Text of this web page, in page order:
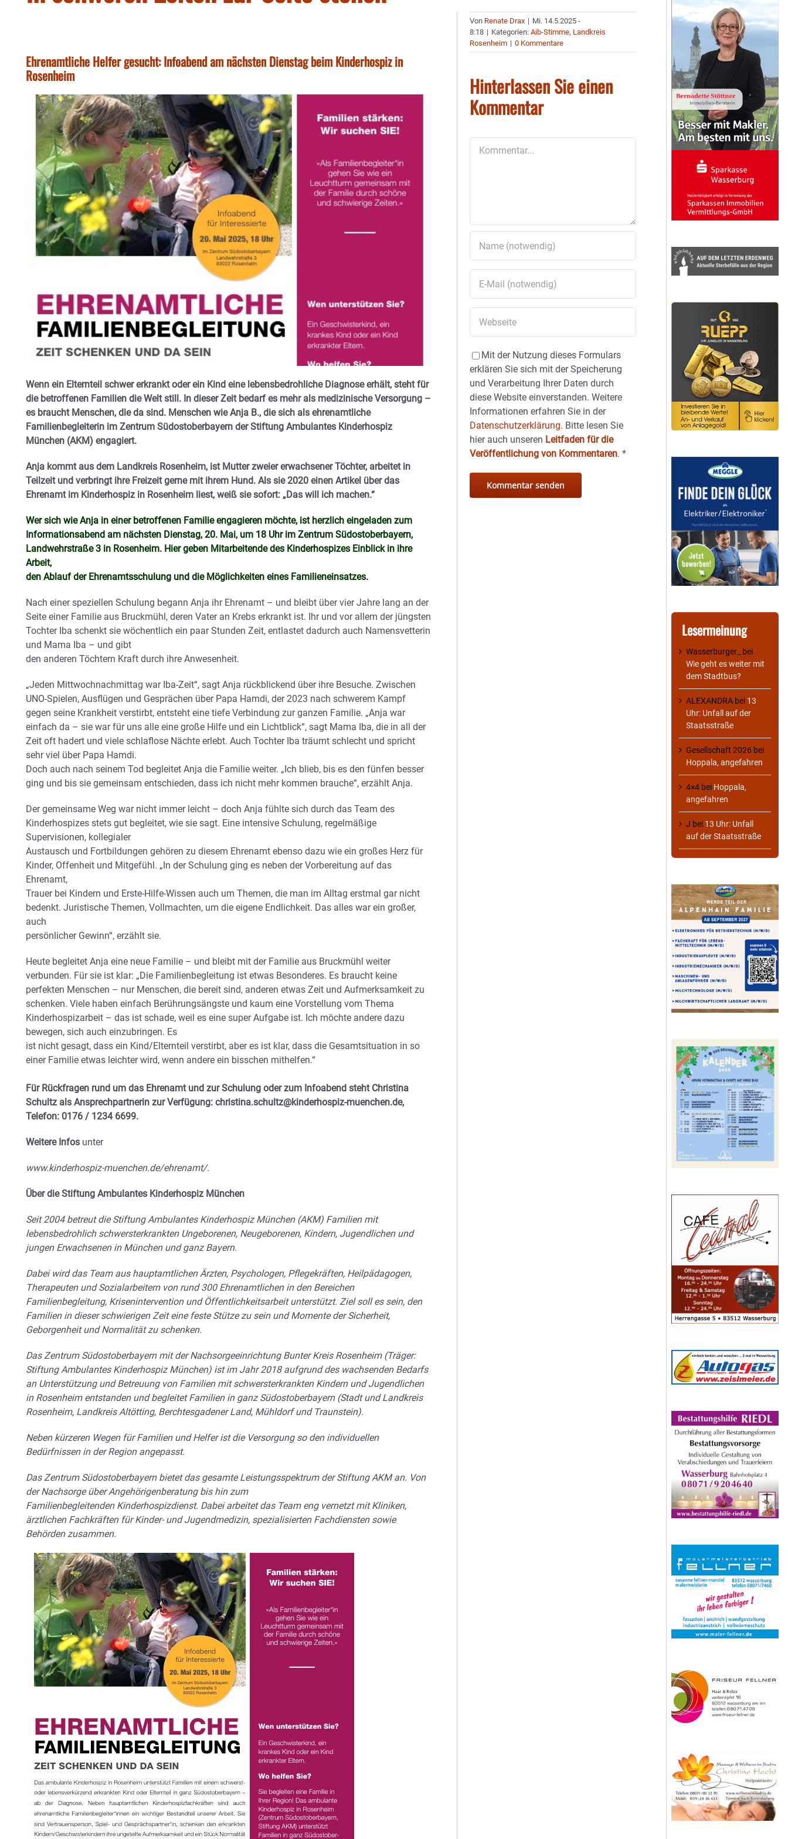
Ehrenamtliche Helfer gesucht: Infoabend am nächsten Dienstag beim Kinderhospiz in
Rosenheim
Wenn ein Elternteil schwer erkrankt oder ein Kind eine lebensbedrohliche Diagnose erhält, steht für
die betroffenen Familien die Welt still. In dieser Zeit bedarf es mehr als medizinische Versorgung –
es braucht Menschen, die da sind. Menschen wie Anja B., die sich als ehrenamtliche
Familienbegleiterin im Zentrum Südostoberbayern der Stiftung Ambulantes Kinderhospiz
München (AKM) engagiert.
Anja kommt aus dem Landkreis Rosenheim, ist Mutter zweier erwachsener Töchter, arbeitet in
Teilzeit und verbringt ihre Freizeit gerne mit ihrem Hund. Als sie 2020 einen Artikel über das
Ehrenamt im Kinderhospiz in Rosenheim liest, weiß sie sofort: „Das will ich machen.“
Wer sich wie Anja in einer betroffenen Familie engagieren möchte, ist herzlich eingeladen zum
Informationsabend am nächsten Dienstag, 20. Mai, um 18 Uhr im Zentrum Südostoberbayern,
Landwehrstraße 3 in Rosenheim. Hier geben Mitarbeitende des Kinderhospizes Einblick in ihre
Arbeit,
den Ablauf der Ehrenamtsschulung und die Möglichkeiten eines Familieneinsatzes.
Nach einer speziellen Schulung begann Anja ihr Ehrenamt – und bleibt über vier Jahre lang an der
Seite einer Familie aus Bruckmühl, deren Vater an Krebs erkrankt ist. Ihr und vor allem der jüngsten
Tochter Iba schenkt sie wöchentlich ein paar Stunden Zeit, entlastet dadurch auch Namensvetterin
und Mama Iba – und gibt
den anderen Töchtern Kraft durch ihre Anwesenheit.
„Jeden Mittwochnachmittag war Iba-Zeit“, sagt Anja rückblickend über ihre Besuche. Zwischen
UNO-Spielen, Ausflügen und Gesprächen über Papa Hamdi, der 2023 nach schwerem Kampf
gegen seine Krankheit verstirbt, entsteht eine tiefe Verbindung zur ganzen Familie. „Anja war
einfach da – sie war für uns alle eine große Hilfe und ein Lichtblick“, sagt Mama Iba, die in all der
Zeit oft hadert und viele schlaflose Nächte erlebt. Auch Tochter Iba träumt schlecht und spricht
sehr viel über Papa Hamdi.
Doch auch nach seinem Tod begleitet Anja die Familie weiter. „Ich blieb, bis es den fünfen besser
ging und bis sie gemeinsam entschieden, dass ich nicht mehr kommen brauche“, erzählt Anja.
Der gemeinsame Weg war nicht immer leicht – doch Anja fühlte sich durch das Team des
Kinderhospizes stets gut begleitet, wie sie sagt. Eine intensive Schulung, regelmäßige
Supervisionen, kollegialer
Austausch und Fortbildungen gehören zu diesem Ehrenamt ebenso dazu wie ein großes Herz für
Kinder, Offenheit und Mitgefühl. „In der Schulung ging es neben der Vorbereitung auf das
Ehrenamt,
Trauer bei Kindern und Erste-Hilfe-Wissen auch um Themen, die man im Alltag erstmal gar nicht
bedenkt. Juristische Themen, Vollmachten, um die eigene Endlichkeit. Das alles war ein großer,
auch
persönlicher Gewinn“, erzählt sie.
Heute begleitet Anja eine neue Familie – und bleibt mit der Familie aus Bruckmühl weiter
verbunden. Für sie ist klar: „Die Familienbegleitung ist etwas Besonderes. Es braucht keine
perfekten Menschen – nur Menschen, die bereit sind, anderen etwas Zeit und Aufmerksamkeit zu
schenken. Viele haben einfach Berührungsängste und kaum eine Vorstellung vom Thema
Kinderhospizarbeit – das ist schade, weil es eine super Aufgabe ist. Ich möchte andere dazu
bewegen, sich auch einzubringen. Es
ist nicht gesagt, dass ein Kind/Elternteil verstirbt, aber es ist klar, dass die Gesamtsituation in so
einer Familie etwas leichter wird, wenn andere ein bisschen mithelfen.“
Für Rückfragen rund um das Ehrenamt und zur Schulung oder zum Infoabend steht Christina
Schultz als Ansprechpartnerin zur Verfügung: christina.schultz@kinderhospiz-muenchen.de,
Telefon: 0176 / 1234 6699.
Weitere Infos unter
www.kinderhospiz-muenchen.de/ehrenamt/.
Über die Stiftung Ambulantes Kinderhospiz München
Seit 2004 betreut die Stiftung Ambulantes Kinderhospiz München (AKM) Familien mit
lebensbedrohlich schwersterkrankten Ungeborenen, Neugeborenen, Kindern, Jugendlichen und
jungen Erwachsenen in München und ganz Bayern.
Dabei wird das Team aus hauptamtlichen Ärzten, Psychologen, Pflegekräften, Heilpädagogen,
Therapeuten und Sozialarbeitern von rund 300 Ehrenamtlichen in den Bereichen
Familienbegleitung, Krisenintervention und Öffentlichkeitsarbeit unterstützt. Ziel soll es sein, den
Familien in dieser schwierigen Zeit eine feste Stütze zu sein und Momente der Sicherheit,
Geborgenheit und Normalität zu schenken.
Das Zentrum Südostoberbayern mit der Nachsorgeeinrichtung Bunter Kreis Rosenheim (Träger:
StiftungAmbulantes Kinderhospiz München) ist im Jahr 2018 aufgrund des wachsenden Bedarfs
an Unterstützung undBetreuung von Familien mit schwersterkrankten Kindern und Jugendlichen
in Rosenheim entstanden und begleitetFamilien in ganz Südostoberbayern (Stadt und Landkreis
Rosenheim, Landkreis Altötting, Berchtesgadener Land, Mühldorf und Traunstein).
Neben kürzeren Wegen für Familien und Helfer ist die Versorgung so den individuellen
Bedürfnissen in der Region angepasst.
Das Zentrum Südostoberbayern bietet das gesamteLeistungsspektrum der Stiftung AKM an. Von
der Nachsorge über Angehörigenberatung bis hin zum
Familienbegleitenden Kinderhospizdienst. Dabei arbeitet das Team eng vernetzt mit Kliniken,
ärztlichen Fachkräften für Kinder- und Jugendmedizin, spezialisierten Fachdiensten sowie
Behörden zusammen.
Von Renate Drax | Mi. 14.5.2025 -
8:18 | Kategorien:Aib-Stimme, Landkreis
Rosenheim | 0 Kommentare
Hinterlassen Sie einen
Kommentar
Mit der Nutzung dieses Formulars
erklären Sie sich mit der Speicherung
und Verarbeitung Ihrer Daten durch
diese Website einverstanden. Weitere
Informationen erfahren Sie in der
Datenschutzerklärung. Bitte lesen Sie
hier auch unseren Leitfaden für die
Veröffentlichung von Kommentaren.*
Lesermeinung
Wasserburger_
bei
Wie geht es weiter mit
dem Stadtbus?
ALEXANDRA bei 13
Uhr: Unfall auf der
Staatsstraße
Gesellschaft 2026 bei
Hoppala, angefahren
4×4 bei Hoppala,
angefahren
J bei 13 Uhr: Unfall
auf der Staatsstraße